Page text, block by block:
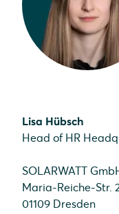
Lisa Hübsch
Head of HR
SOLARWATT
Maria-Reiche-Str.
01109 Dresden